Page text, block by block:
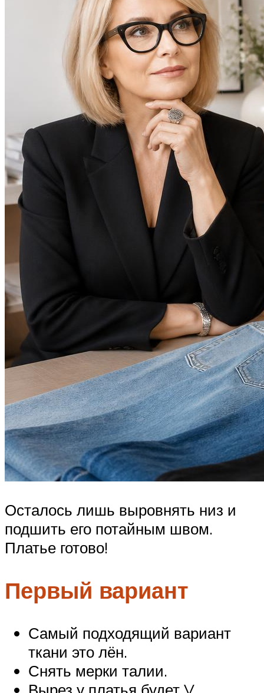
Осталось лишь выровнять низ и
подшить его потайным швом.
Платье готово!
Первый вариант
Самый подходящий вариант
ткани это лён.
Снять мерки талии.